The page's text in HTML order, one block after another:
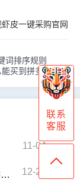
虾皮一键采购官网
词排序规则
买到拼多多股票
11-04
12-24
联系
客服